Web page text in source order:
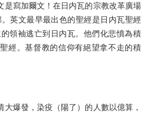
是寫加爾文！在日内瓦的宗教改革廣場
英文最早最出色的聖經是日内瓦聖經
領袖逃亡到日内瓦。他們化悲憤為積
經。基督教的信仰有絕望拿不走的積
爆發，染疫（陽了）的人數以億算，